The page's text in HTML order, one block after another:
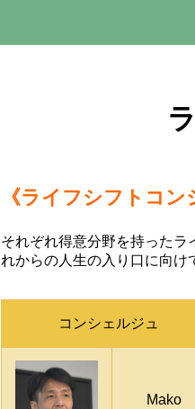
《ライフ
それぞれ得意分野を持ったラ
れからの人生の入り口に向け
コンシェルジュ
Mako